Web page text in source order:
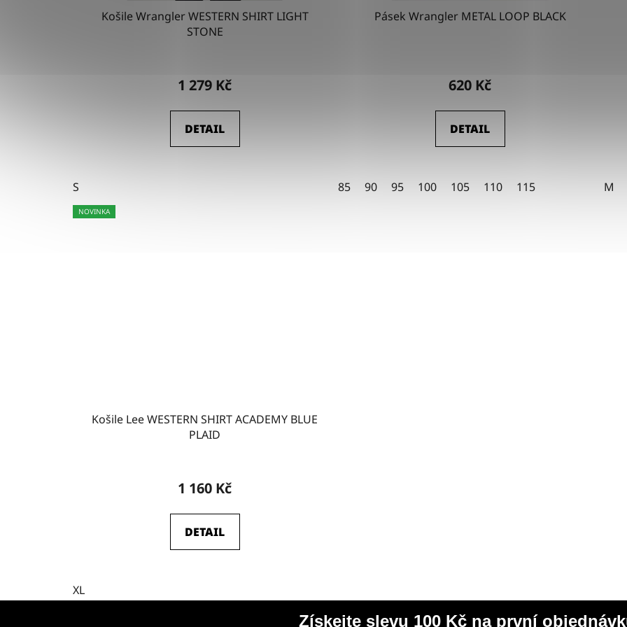
Košile Wrangler WESTERN SHIRT LIGHT
STONE
1 279 Kč
DETAIL
S
Pásek Wrangler METAL LOOP BLACK
hodnocení
je
4,5
hvězdiček.
620 Kč
DETAIL
85 90 95 100 105 110 115 M
NOVINKA
Košile Lee WESTERN SHIRT ACADEMY BLUE
PLAID
1 160 Kč
DETAIL
XL
Získejte slevu 100 Kč na první